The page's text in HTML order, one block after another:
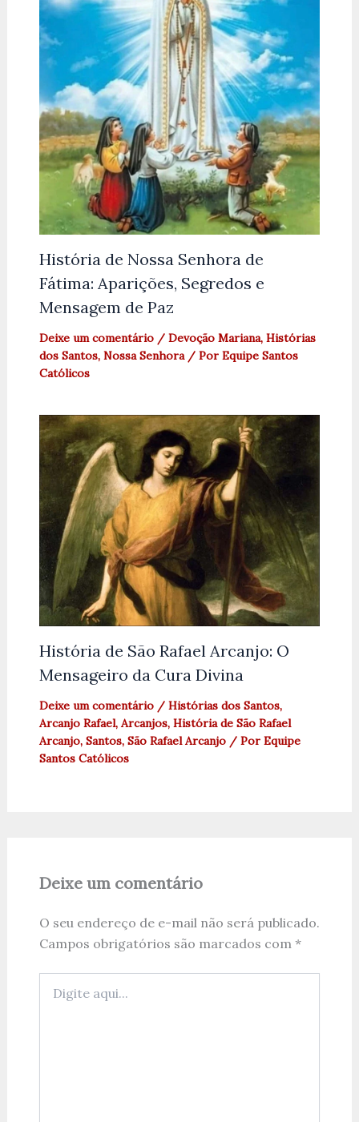
História de Nossa Senhora de
Fátima: Aparições, Segredos e
Mensagem de Paz
Deixe um comentário / Devoção Mariana, Histórias
dos Santos, Nossa Senhora/ Por Equipe Santos
Católicos
História de São Rafael Arcanjo: O
Mensageiro da Cura Divina
Deixe um comentário / Histórias dos Santos,
Arcanjo Rafael, Arcanjos, História de São Rafael
Arcanjo, Santos, São Rafael Arcanjo/ Por Equipe
Santos Católicos
Deixe um comentário
O seu endereço de e-mail não será publicado.
Campos obrigatórios são marcados com *
aqui...